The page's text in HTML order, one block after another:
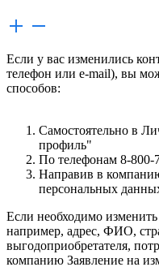
Если у вас изменились
телефон или e-mail), вы
способов:
Самостоятельно в
профиль"
По телефонам 8-800-
Направив в
персональных
Если необходимо
например, адрес, ФИО,
выгодоприобретателя,
компанию Заявление на